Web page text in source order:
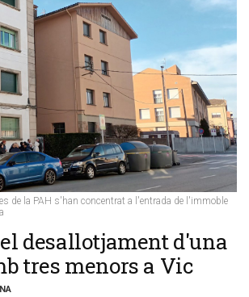
de la PAH s'han concentrat a l'entrada de l'immoble
desallotjament d'una
tres menors a Vic